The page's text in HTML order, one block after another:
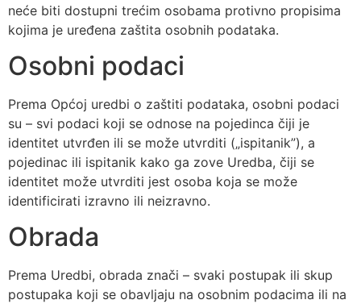
neće biti dostupni trećim osobama protivno propisima
kojima je uređena zaštita osobnih podataka.
Osobni podaci
Prema Općoj uredbi o zaštiti podataka, osobni podaci
su – svi podaci koji se odnose na pojedinca čiji je
identitet utvrđen ili se može utvrditi („ispitanik”), a
pojedinac ili ispitanik kako ga zove Uredba, čiji se
identitet može utvrditi jest osoba koja se može
identificirati izravno ili neizravno.
Obrada
Prema Uredbi, obrada znači – svaki postupak ili skup
postupaka koji se obavljaju na osobnim podacima ili na